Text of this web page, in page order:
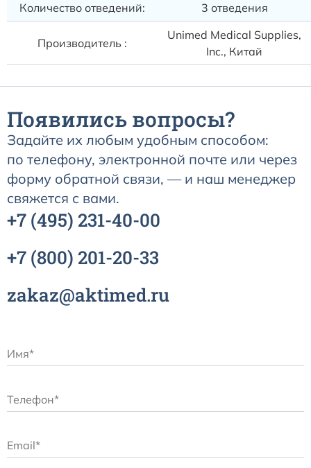
Количество отведений:
3 отведения
Производитель :
Unimed Medical Supplies,
Inc., Китай
Появились вопросы?
Задайте их любым удобным способом:
по телефону, электронной почте или через
форму обратной связи, — и наш менеджер
свяжется с вами.
+7 (495) 231-40-00
+7 (800) 201-20-33
zakaz@aktimed.ru